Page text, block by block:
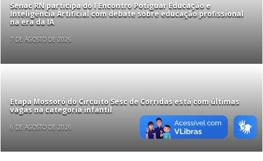
Senac RN participa do I Encontro Potiguar Educação e
Inteligência Artificial com debate sobre educação profissional
na era da IA
7 DE AGOSTO DE 2026
Etapa Mossoró do Circuito Sesc de Corridas está com últimas
vagas na categoria infantil
6 DE AGOSTO DE 2026